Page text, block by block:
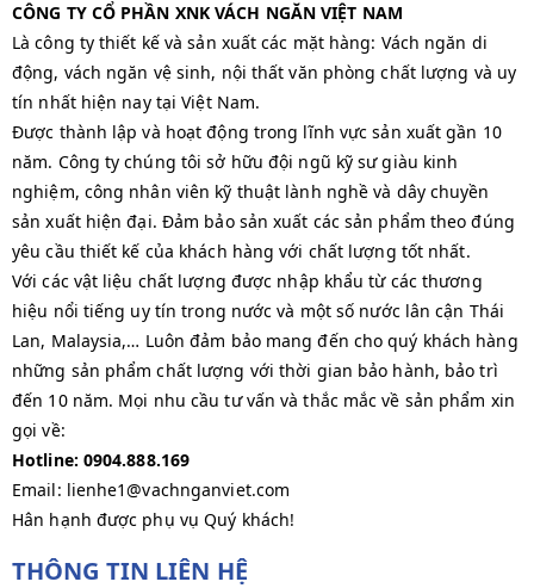
CÔNG TY CỔ PHẦN XNK VÁCH NGĂN VIỆT NAM
Là công ty thiết kế và sản xuất các mặt hàng: Vách ngăn di
động, vách ngăn vệ sinh, nội thất văn phòng chất lượng và uy
tín nhất hiện nay tại Việt Nam.
Được thành lập và hoạt động trong lĩnh vực sản xuất gần 10
năm. Công ty chúng tôi sở hữu đội ngũ kỹ sư giàu kinh
nghiệm, công nhân viên kỹ thuật lành nghề và dây chuyền
sản xuất hiện đại. Đảm bảo sản xuất các sản phẩm theo đúng
yêu cầu thiết kế của khách hàng với chất lượng tốt nhất.
Với các vật liệu chất lượng được nhập khẩu từ các thương
hiệu nổi tiếng uy tín trong nước và một số nước lân cận Thái
Lan, Malaysia,… Luôn đảm bảo mang đến cho quý khách hàng
những sản phẩm chất lượng với thời gian bảo hành, bảo trì
đến 10 năm. Mọi nhu cầu tư vấn và thắc mắc về sản phẩm xin
gọi về:
Hotline: 0904.888.169
Email: lienhe1@vachnganviet.com
Hân hạnh được phụ vụ Quý khách!
THÔNG TIN LIÊN HỆ